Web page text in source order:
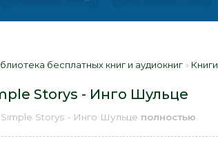
бесплатных книг и аудиокниг » Книги
Storys - Инго Шульце
Simple Storys - Инго Шульце полностью